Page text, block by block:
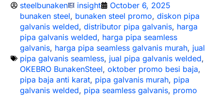
steelbunaken
insight
October 6, 2025
bunaken steel, bunaken steel promo,diskon pipa
galvanis welded,distributor pipa galvanis, harga
pipa galvanis welded, harga pipa seamless
galvanis, harga pipa seamless galvanis murah, jual
pipa galvanis seamless, jual pipa galvanis welded,
OKEBRO BunakenSteel,oktober promo besi baja,
pipa baja anti karat, pipa galvanis murah, pipa
galvanis welded, pipa seamless galvanis, promo